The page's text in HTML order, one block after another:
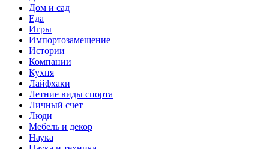
Дом и сад
Еда
Игры
Импортозамещение
Истории
Компании
Кухня
Лайфхаки
Летние виды спорта
Личный счет
Люди
Мебель и декор
Наука